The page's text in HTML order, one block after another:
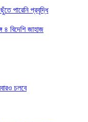
পারেনি প্রবৃদ্ধি
৪ বিদেশি জাহাজ
চলবে